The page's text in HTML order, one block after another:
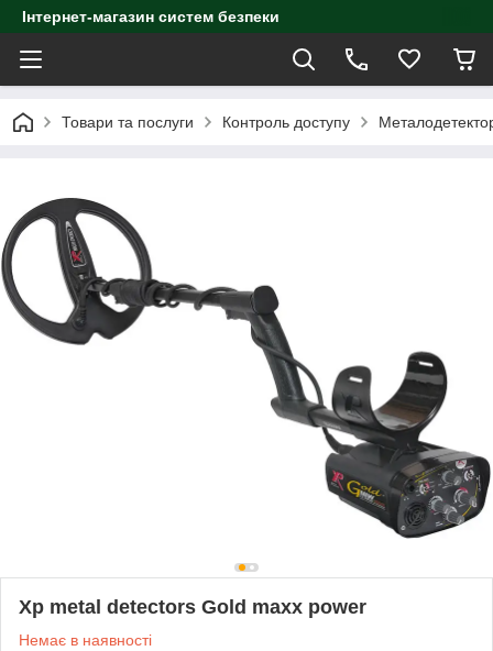
Інтернет-магазин систем безпеки
Товари та послуги Контроль доступу
Xp metal detectors Gold maxx power
Немає в наявності